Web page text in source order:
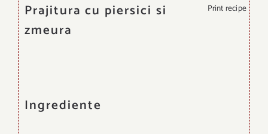
Prajitura cu piersici si
zmeura
Print recipe
Ingrediente